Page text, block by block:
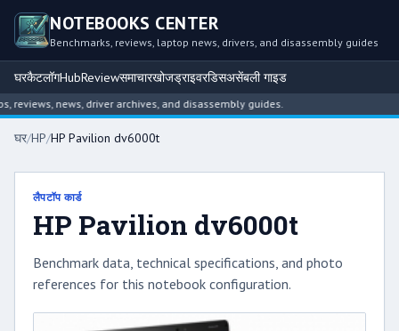
NOTEBOOKS CENTER
Benchmarks, reviews, laptop news, drivers, and disassembly guides
घरकैटलॉगHubReviewसमाचारखोजड्राइवरडिसअसेंबली गाइड
news, driver archives, and disassembly guides.
घर/HP/HP Pavilion dv6000t
लैपटॉप कार्ड
HP Pavilion dv6000t
Benchmark data, technical specifications, and photo
references for this notebook configuration.